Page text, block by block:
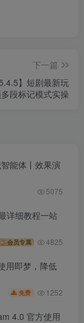
下一篇
】短剧最新玩
段标记模式实操
能体丨效果演
5075
详细教程一站
会员专属 4825
用即梦，降低
免费 1252
4.0 官方使用